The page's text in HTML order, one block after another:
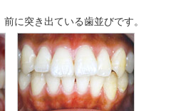
に突き出ている歯並びです。